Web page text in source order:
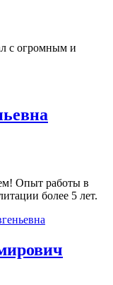
с огромным и
Опыт работы в
более 5 лет.